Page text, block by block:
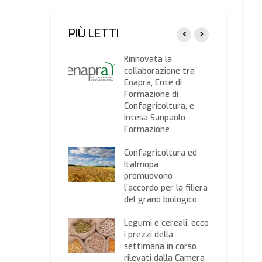
PIÙ LETTI
Rinnovata la
collaborazione tra
Enapra, Ente di
Formazione di
Confagricoltura, e
Intesa Sanpaolo
Formazione
Confagricoltura ed
Italmopa
promuovono
l’accordo per la filiera
del grano biologico
Legumi e cereali, ecco
i prezzi della
settimana in corso
rilevati dalla Camera